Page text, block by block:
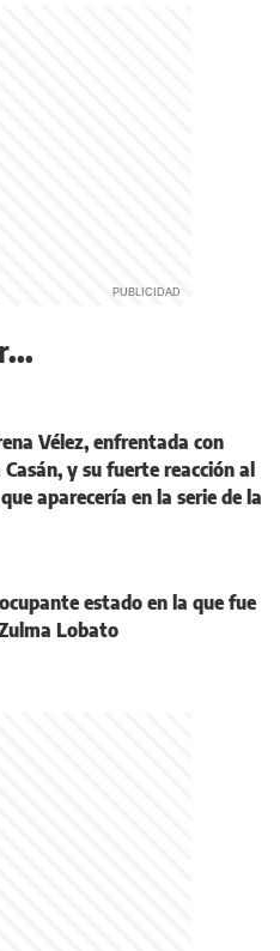
Vélez, enfrentada con
y su fuerte reacción al
aparecería en la serie de la
estado en la que fue
Lobato